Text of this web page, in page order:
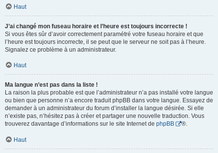
Haut
J’ai changé mon fuseau horaire et l’heure est toujours incorrecte !
Si vous êtes sûr d’avoir correctement paramétré votre fuseau horaire et que
l’heure est toujours incorrecte, il se peut que le serveur ne soit pas à l’heure.
Signalez ce problème à un administrateur.
Haut
Ma langue n’est pas dans la liste !
La raison la plus probable est que l’administrateur n’a pas installé votre langue
ou bien que personne n’a encore traduit phpBB dans votre langue. Essayez de
demander à un administrateur du forum d’installer la langue désirée. Si elle
n’existe pas, n’hésitez pas à créer et partager une nouvelle traduction. Vous
trouverez davantage d’informations sur le site Internet de phpBB ®.
Haut